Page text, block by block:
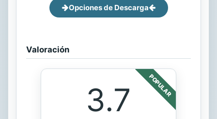
Opciones de Descarga
Valoración
POPULAR
3.7